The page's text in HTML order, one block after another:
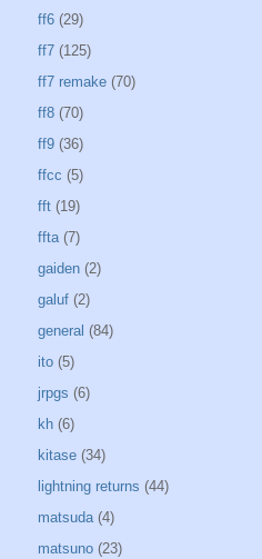
ff6 (29)
ff7 (125)
ff7 remake (70)
ff8 (70)
ff9 (36)
ffcc (5)
fft (19)
ffta (7)
gaiden (2)
galuf (2)
general (84)
ito (5)
jrpgs (6)
kh (6)
kitase (34)
lightning returns (44)
matsuda (4)
matsuno (23)